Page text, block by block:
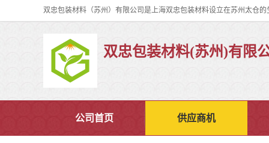
双忠包装材料(苏州)有限
公司首页 供应商机